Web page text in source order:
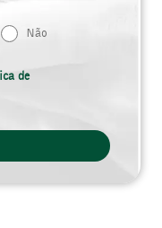
Não
de